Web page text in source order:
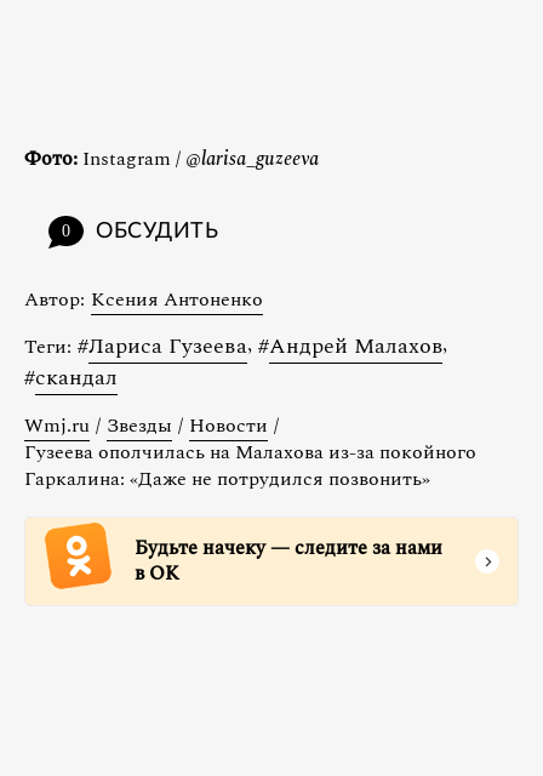
Фото: Instagram / @larisa_guzeeva
0 ОБСУДИТЬ
Автор: Ксения Антоненко
Теги: #Лариса Гузеева, #Андрей Малахов,
#скандал
Wmj.ru / Звезды / Новости /
Гузеева ополчилась на Малахова из-за покойного
Гаркалина: «Даже не потрудился позвонить»
Будьте начеку — следите за нами
в ОК